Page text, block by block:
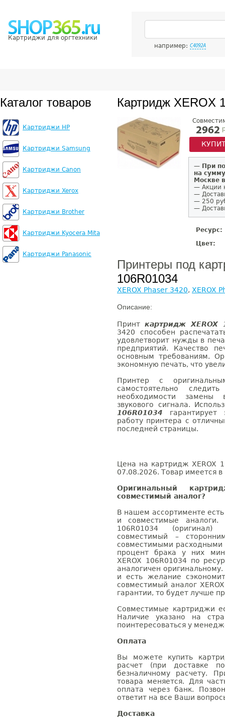
Картриджи для оргтехники
например: C4092A
Каталог товаров
Картриджи HP
Картриджи Samsung
Картриджи Canon
Картриджи Xerox
Картриджи Brother
Картриджи Kyocera Mita
Картриджи Panasonic
Картридж XEROX
2962
— При
на
Москве
— Акции
—
— 250
—
Ресурс:
Цвет:
Принтеры под
106R01034
XEROX Phaser 3420, XEROX
Описание:
Принт картридж XEROX
3420 способен
удовлетворит нужды в
предприятий. Качество
основным требованиям.
экономную печать, что
Принтер с
самостоятельно
необходимости
звукового сигнала.
106R01034 гарантирует
работу принтера с
последней страницы.
Цена на картридж XEROX
07.08.2026. Товар имеется в
Оригинальный
совместимый аналог?
В нашем ассортименте
и совместимые аналоги.
106R01034
совместимый –
совместимыми расходными
процент брака у них
XEROX 106R01034 по
аналогичен
и есть желание
совместимый аналог
гарантии, то будет лучше
Совместимые картриджи
Наличие указано на
поинтересоваться у
Оплата
Вы можете купить
расчет (при доставке
безналичному расчету.
товара меняется. Для
оплата через банк.
ответит на все Ваши
Доставка